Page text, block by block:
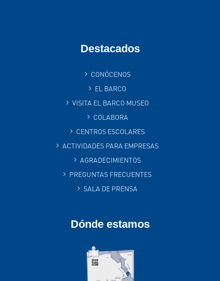
Destacados
CONÓCENOS
EL BARCO
VISITA EL BARCO MUSEO
COLABORA
CENTROS ESCOLARES
ACTIVIDADES PARA EMPRESAS
AGRADECIMIENTOS
PREGUNTAS FRECUENTES
SALA DE PRENSA
Dónde estamos